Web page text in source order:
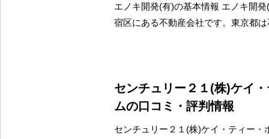
エノキ開発(有)の基本情報 エノキ開
宿区にある不動産会社です。東京都
センチュリー２１(株)ケイ
ムの口コミ・評判情報
センチュリー２１(株)ケイ・ティー・